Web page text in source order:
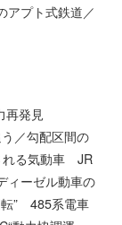
プト式鉄道／
再発見
／勾配区間の
れる気動車 JR
ィーゼル動車の
転” 485系電車